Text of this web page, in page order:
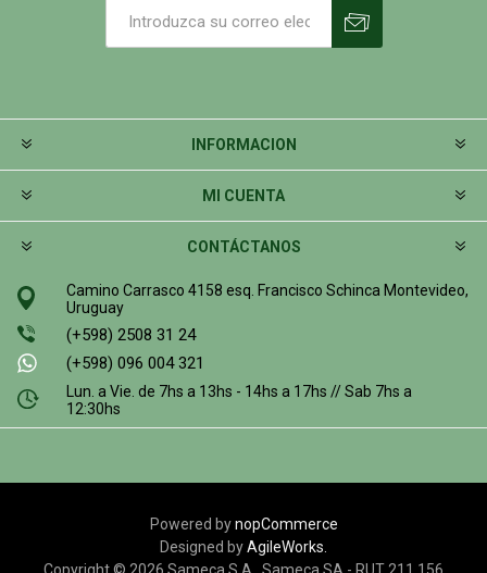
INFORMACION
MI CUENTA
CONTÁCTANOS
Camino Carrasco 4158 esq. Francisco Schinca Montevideo,
Uruguay
(+598) 2508 31 24
(+598) 096 004 321
Lun. a Vie. de 7hs a 13hs - 14hs a 17hs // Sab 7hs a
12:30hs
Powered bynopCommerce
Designed byAgileWorks.
Copyright © 2026 Sameca S.A.. Sameca SA - RUT 211 156